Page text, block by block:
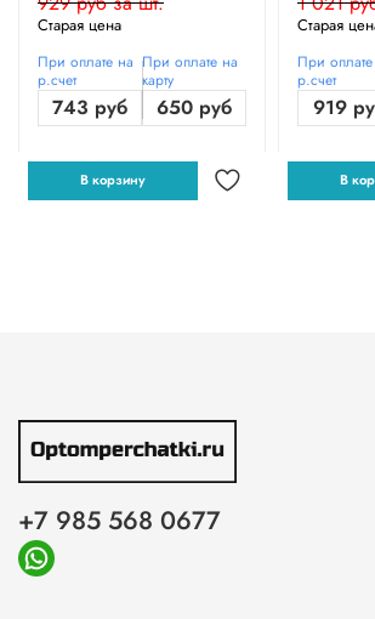
Старая цена
При оплате на
р.счет
743 руб
При оплате на
карту
650 руб
В корзину
Старая
При
р.счет
919
В
+7 985 568 0677